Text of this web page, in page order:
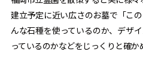
建立予定に近い広さのお墓で「こ
んな石種を使っているのか、デザ
っているのかなどをじっくりと確か